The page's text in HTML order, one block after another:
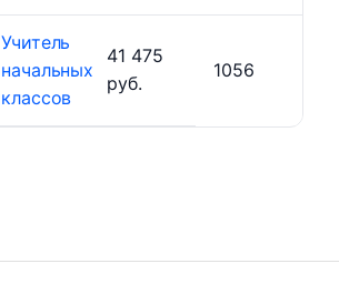
Учитель
начальных
классов
41 475
руб.
1056